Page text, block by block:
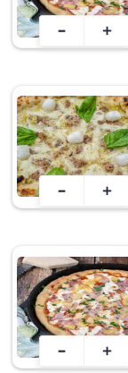
- +
- +
- +